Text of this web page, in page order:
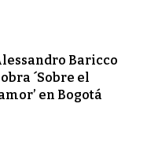
Baricco
´Sobre el
en Bogotá